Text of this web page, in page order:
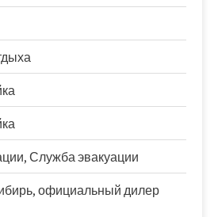
Служба эвакуации
официальный дилер